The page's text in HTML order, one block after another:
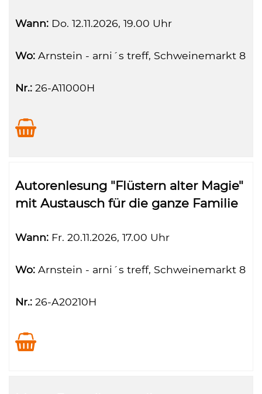
Wann: Do. 12.11.2026, 19.00 Uhr
Wo: Arnstein - arni´s treff, Schweinemarkt 8
Nr.: 26-A11000H
Autorenlesung "Flüstern alter Magie"
mit Austausch für die ganze Familie
Wann: Fr. 20.11.2026, 17.00 Uhr
Wo: Arnstein - arni´s treff, Schweinemarkt 8
Nr.: 26-A20210H